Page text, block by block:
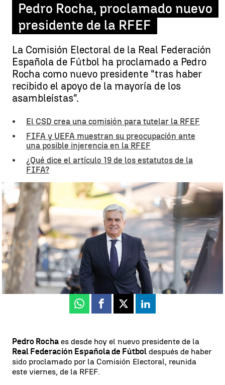
Pedro Rocha, proclamado nuevo
presidente de la RFEF
La Comisión Electoral de la Real Federación
Española de Fútbol ha proclamado a Pedro
Rocha como nuevo presidente "tras haber
recibido el apoyo de la mayoría de los
asambleístas".
El CSD crea una comisión para tutelar la RFEF
FIFA y UEFA muestran su preocupación ante
una posible injerencia en la RFEF
¿Qué dice el artículo 19 de los estatutos de la
FIFA?
Pedro Rocha, nuevo presidente de la RFEF | Antena 3 Noticias
Guillermo F. Lascoiti
Actualizado:26 de abril de 2024, 15:29
Publicado:26 de abril de 2024, 12:33
Whatsapp
Facebook
X Linkedin
Pedro Rocha es desde hoy el nuevo presidente de la
Real Federación Española de Fútbol después de haber
sido proclamado por la Comisión Electoral, reunida
este viernes, de la RFEF.